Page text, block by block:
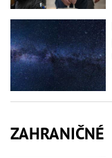
ZAHRANIČNÉ